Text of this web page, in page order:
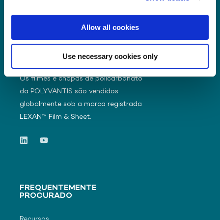
Allow all cookies
Use necessary cookies only
Os filmes e chapas de policarbonato
da POLYVANTIS são vendidos
globalmente sob a marca registrada
LEXAN™ Film & Sheet.
FREQUENTEMENTE
PROCURADO